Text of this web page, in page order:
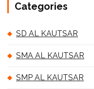
Categories
SD AL KAUTSAR
SMA AL KAUTSAR
SMP AL KAUTSAR